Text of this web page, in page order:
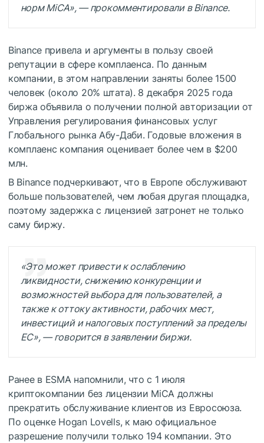
норм MiCA»‎, — прокомментировали в Binance.
Binance привела и аргументы в пользу своей
репутации в сфере комплаенса. По данным
компании, в этом направлении заняты более 1500
человек (около 20% штата). 8 декабря 2025 года
биржа объявила о получении полной авторизации от
Управления регулирования финансовых услуг
Глобального рынка Абу-Даби. Годовые вложения в
комплаенс компания оценивает более чем в $200
млн.
В Binance подчеркивают, что в Европе обслуживают
больше пользователей, чем любая другая площадка,
поэтому задержка с лицензией затронет не только
саму биржу.
«Это может привести к ослаблению
ликвидности, снижению конкуренции и
возможностей выбора для пользователей, а
также к оттоку активности, рабочих мест,
инвестиций и налоговых поступлений за пределы
ЕС», — говорится в заявлении биржи.
Ранее в ESMA напомнили, что с 1 июля
криптокомпании без лицензии MiCA должны
прекратить обслуживание клиентов из Евросоюза.
По оценке Hogan Lovells, к маю официальное
разрешение получили только 194 компании. Это